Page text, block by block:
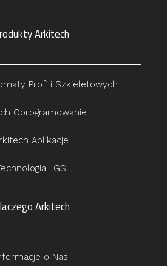
Arkitech
Profili Szkieletowych
Oprogramowanie
Aplikacje
LGS
Arkitech
o Nas